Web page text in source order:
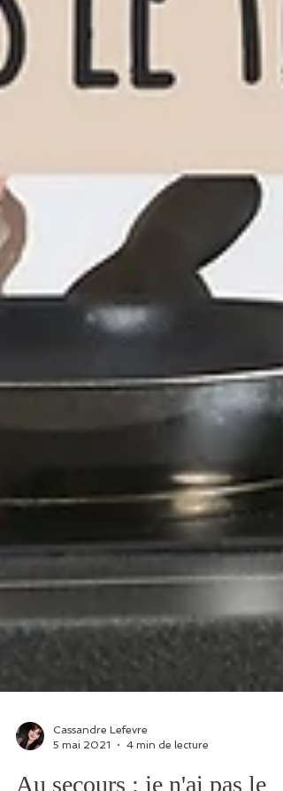
4 min de lecture